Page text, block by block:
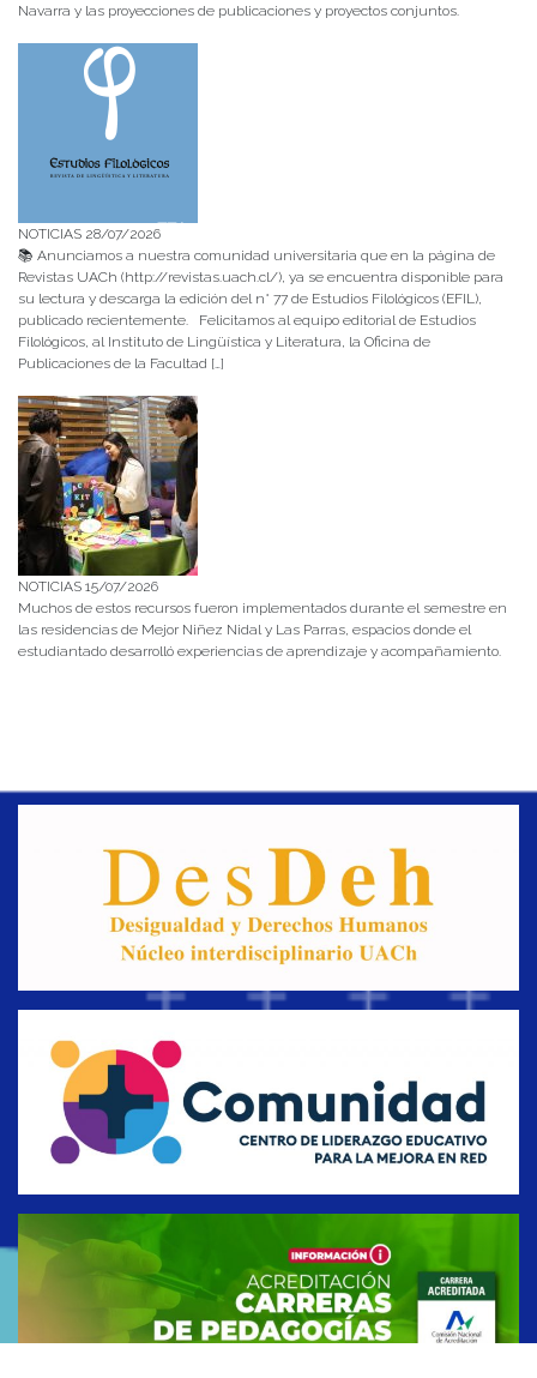
Navarra y las proyecciones de publicaciones y proyectos conjuntos.
NOTICIAS 28/07/2026
📚 Anunciamos a nuestra comunidad universitaria que en la página de
Revistas UACh (http://revistas.uach.cl/), ya se encuentra disponible para
su lectura y descarga la edición del n° 77 de Estudios Filológicos (EFIL),
publicado recientemente. Felicitamos al equipo editorial de Estudios
Filológicos, al Instituto de Lingüística y Literatura, la Oficina de
Publicaciones de la Facultad […]
NOTICIAS 15/07/2026
Muchos de estos recursos fueron implementados durante el semestre en
las residencias de Mejor Niñez Nidal y Las Parras, espacios donde el
estudiantado desarrolló experiencias de aprendizaje y acompañamiento.